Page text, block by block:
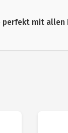
perfekt mit allen